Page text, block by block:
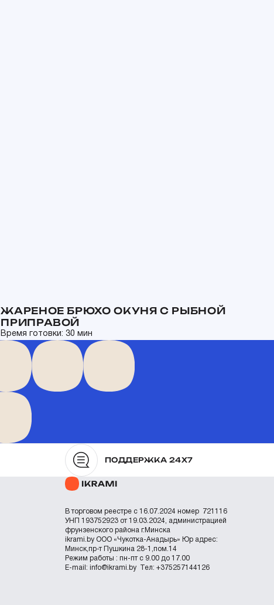
ЖАРЕНОЕ БРЮХО ОКУНЯ С РЫБНОЙ
ПРИПРАВОЙ
Время готовки: 30 мин
ПОДДЕРЖКА 24X7
В торговом реестре с 16.07.2024 номер 721116
УНП 193752923 от 19.03.2024, администрацией
фрунзенского района г.Минска
ikrami.by ООО «Чукотка-Анадырь» Юр адрес:
Минск,пр-т Пушкина 28-1,пом.14
Режим работы : пн-пт с 9.00 до 17.00
Е-mail: info@ikrami.by Тел: +375257144126